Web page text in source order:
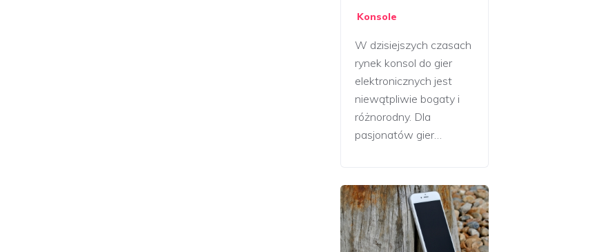
Konsole
W dzisiejszych czasach
rynek konsol do gier
elektronicznych jest
niewątpliwie bogaty i
różnorodny. Dla
pasjonatów gier…